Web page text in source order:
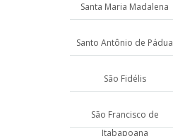
Santa Maria Madalena
Santo Antônio de Pádua
São Fidélis
São Francisco de
Itabapoana